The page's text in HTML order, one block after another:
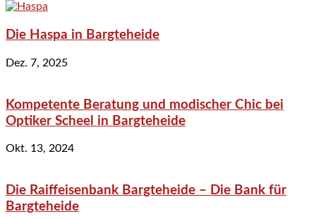
Die Haspa in Bargteheide
Dez. 7, 2025
Kompetente Beratung und modischer Chic bei
Optiker Scheel in Bargteheide
Okt. 13, 2024
Die Raiffeisenbank Bargteheide – Die Bank für
Bargteheide